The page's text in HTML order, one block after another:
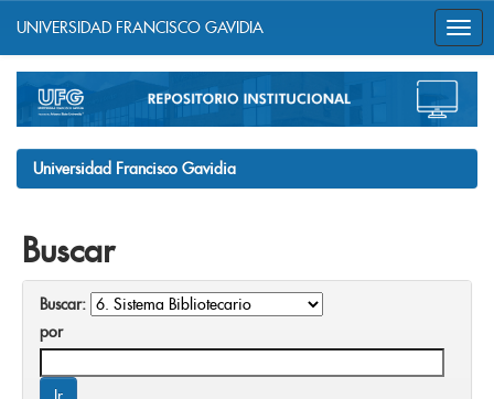
navigation
UNIVERSIDAD FRANCISCO GAVIDIA
Universidad Francisco Gavidia
Buscar
Buscar:
por